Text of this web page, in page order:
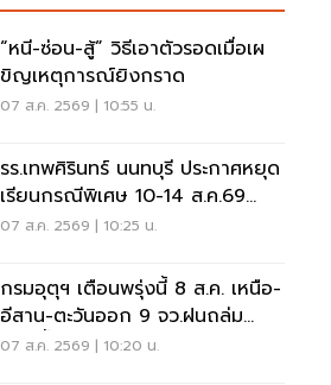
“หนี-ซ่อน-สู้” วิธีเอาตัวรอดเมื่อเผ
ขิญเหตุการณ์ยิงกราด
07 ส.ค. 2569 | 10:55 น.
รร.เทพศิรินทร์ นนทบุรี ประกาศหยุด
เรียนกรณีพิเศษ 10-14 ส.ค.69
หลังเหตุกราดยิง
07 ส.ค. 2569 | 10:25 น.
กรมอุตุฯ เตือนพรุ่งนี้ 8 ส.ค. เหนือ-
อีสาน-ตะวันออก 9 จว.ฝนถล่ม
ระวังน้ำท่วมฉับพลัน
07 ส.ค. 2569 | 10:20 น.